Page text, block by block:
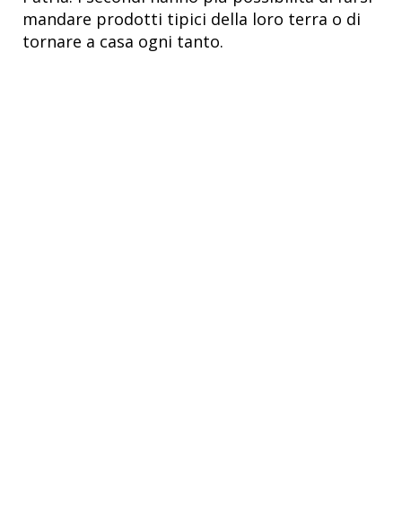
mandare prodotti tipici della loro terra o di
tornare a casa ogni tanto.